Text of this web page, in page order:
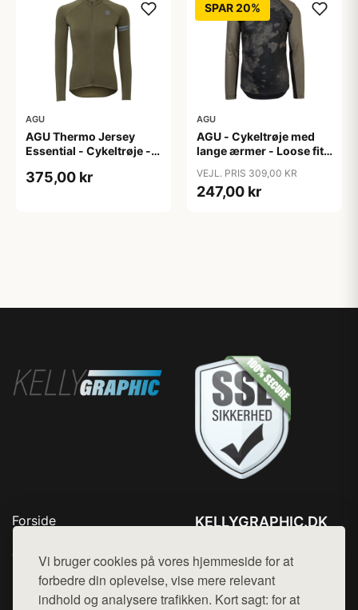
Vi bruger cookies på vores hjemmeside for at
forbedre din oplevelse, vise mere relevant
indhold og analysere trafikken. Kort sagt: for at
AGU
AGU Thermo Jersey
Essential - Cykeltrøje -
XXL
375,00 kr
SPAR 20%
AGU
AGU - Cykeltrøje med
lange ærmer - Loose fit -
VEJL. PRIS 309,00 KR
247,00 kr
Forside
Top Rabatter
Blog
Kontakt
KELLYGRAPHIC.DK
Mail: hej@want.dk